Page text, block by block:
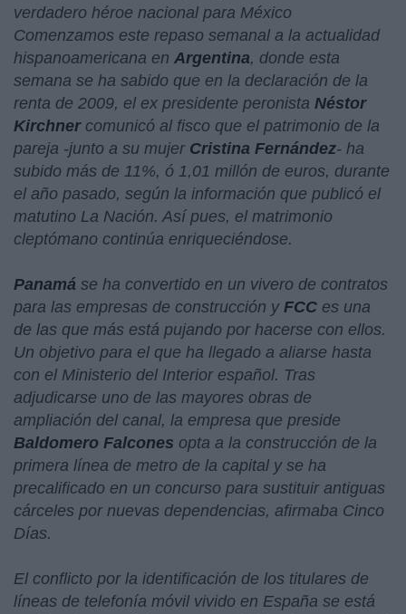
verdadero héroe nacional para México
Comenzamos este repaso semanal a la actualidad
hispanoamericana en Argentina, donde esta
semana se ha sabido que en la declaración de la
renta de 2009, el ex presidente peronista Néstor
Kirchner comunicó al fisco que el patrimonio de la
pareja -junto a su mujer Cristina Fernández- ha
subido más de 11%, ó 1,01 millón de euros, durante
el año pasado, según la información que publicó el
matutino La Nación. Así pues, el matrimonio
cleptómano continúa enriqueciéndose.
Panamá se ha convertido en un vivero de contratos
para las empresas de construcción y FCC es una
de las que más está pujando por hacerse con ellos.
Un objetivo para el que ha llegado a aliarse hasta
con el Ministerio del Interior español. Tras
adjudicarse uno de las mayores obras de
ampliación del canal, la empresa que preside
Baldomero Falcones opta a la construcción de la
primera línea de metro de la capital y se ha
precalificado en un concurso para sustituir antiguas
cárceles por nuevas dependencias, afirmaba Cinco
Días.
El conflicto por la identificación de los titulares de
líneas de telefonía móvil vivido en España se está